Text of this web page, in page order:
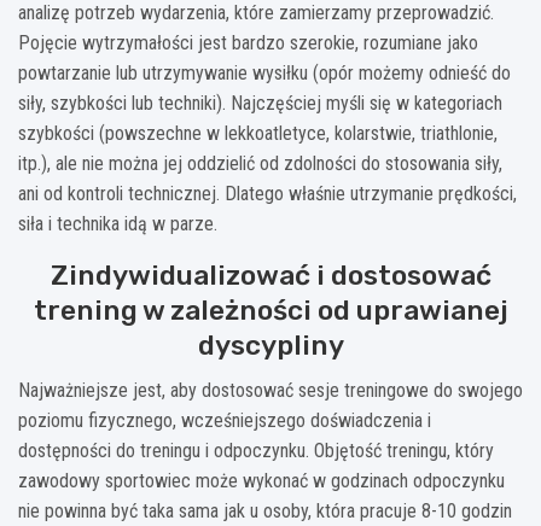
analizę potrzeb wydarzenia, które zamierzamy przeprowadzić.
Pojęcie wytrzymałości jest bardzo szerokie, rozumiane jako
powtarzanie lub utrzymywanie wysiłku (opór możemy odnieść do
siły, szybkości lub techniki). Najczęściej myśli się w kategoriach
szybkości (powszechne w lekkoatletyce, kolarstwie, triathlonie,
itp.), ale nie można jej oddzielić od zdolności do stosowania siły,
ani od kontroli technicznej. Dlatego właśnie utrzymanie prędkości,
siła i technika idą w parze.
Zindywidualizować i dostosować
trening w zależności od uprawianej
dyscypliny
Najważniejsze jest, aby dostosować sesje treningowe do swojego
poziomu fizycznego, wcześniejszego doświadczenia i
dostępności do treningu i odpoczynku. Objętość treningu, który
zawodowy sportowiec może wykonać w godzinach odpoczynku
nie powinna być taka sama jak u osoby, która pracuje 8-10 godzin